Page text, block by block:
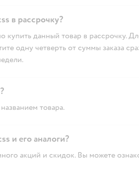
в рассрочку?
данный товар в рассрочку.
одну четверть от суммы заказа
товара.
и его аналоги?
акций и скидок. Вы можете